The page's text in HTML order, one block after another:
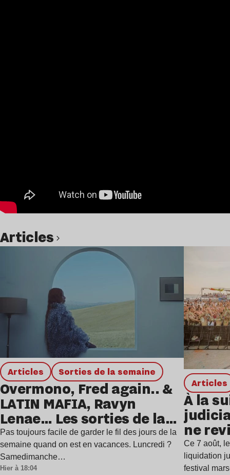
Articles
Articles Sorties de la semaine
Overmono, Fred again.. &
LATIN MAFIA, Ravyn
Lenae… Les sorties de la
semaine
Pas toujours facile de garder le fil des jours de la
semaine quand on est en vacances. Luncredi ?
Samedimanche…
Hier à 18:04
Articles
À la
ne
Ce 7 août,
liquidation
festival